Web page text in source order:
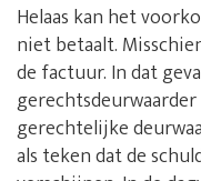
Helaas kan het
niet betaalt.
de factuur. In dat
gerechtelijke
als teken dat de